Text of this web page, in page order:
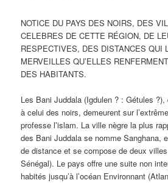
NOTICE DU PAYS DES NOIRS, DES
CELEBRES DE CETTE RÉGION, DE
RESPECTIVES, DES DISTANCES QUI
MERVEILLES QU’ELLES
DES HABITANTS.
Les Bani Juddala (Igdulen ? : Gétules
à celui des noirs, demeurent sur
professe l’islam. La ville nègre la plus
des Bani Juddala se nomme Sanghana,
de distance et se compose de deux
Sénégal). Le pays offre une suite non
habités jusqu’à l’océan Environnant